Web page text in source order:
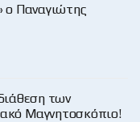
ο Παναγιώτης
των
Μαγνητοσκόπιο!